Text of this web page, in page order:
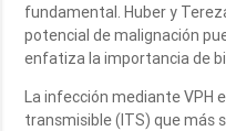
fundamental. Huber y
potencial de malignación
enfatiza la importancia de
La infección mediante VPH
transmisible (ITS) que más